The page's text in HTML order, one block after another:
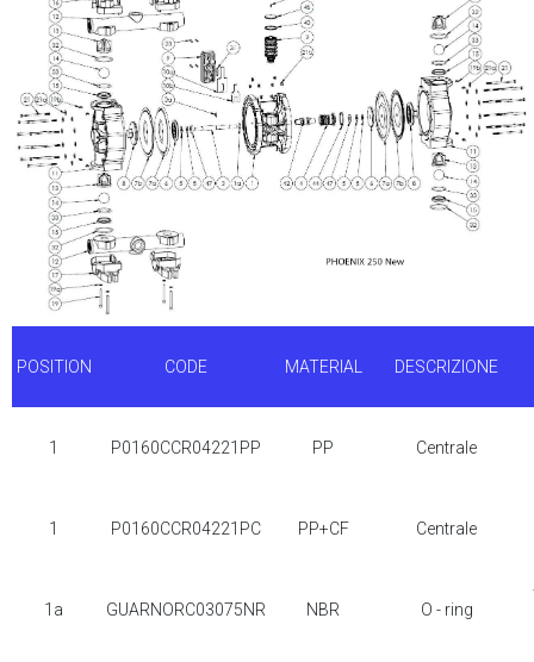
POSITION CODE MATERIAL DESCRIZIONE
1 P0160CCR04221PP PP Centrale
1 P0160CCR04221PC PP+CF Centrale
1a GUARNORC03075NR NBR O - ring